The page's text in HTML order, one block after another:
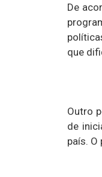
De
que
Outro
de
país.